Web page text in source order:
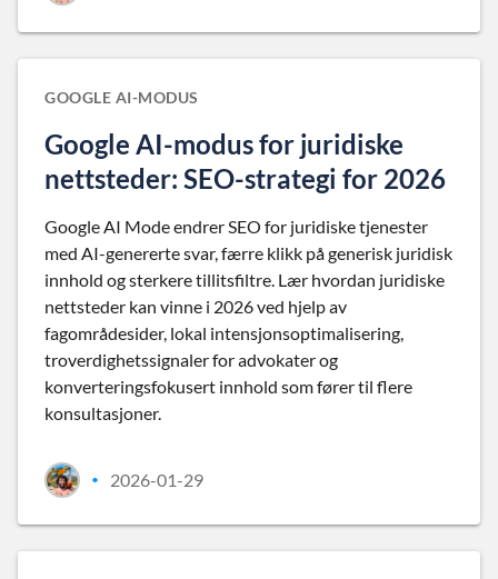
GOOGLE AI-MODUS
Google AI-modus for juridiske
nettsteder: SEO-strategi for 2026
Google AI Mode endrer SEO for juridiske tjenester
med AI-genererte svar, færre klikk på generisk juridisk
innhold og sterkere tillitsfiltre. Lær hvordan juridiske
nettsteder kan vinne i 2026 ved hjelp av
fagområdesider, lokal intensjonsoptimalisering,
troverdighetssignaler for advokater og
konverteringsfokusert innhold som fører til flere
konsultasjoner.
• 2026-01-29